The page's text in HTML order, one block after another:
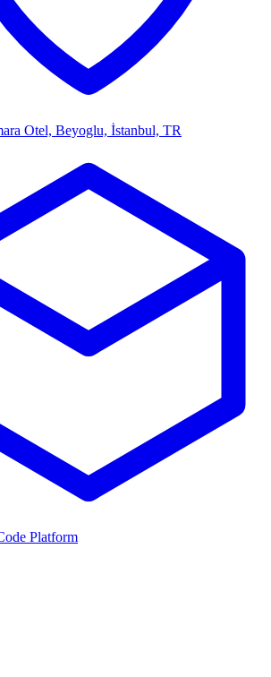
Otel, Beyoglu, İstanbul, TR
Platform